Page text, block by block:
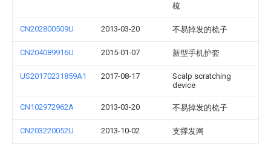
梳
CN202800509U 2013-03-20 不易掉发的梳子
CN204089916U 2015-01-07 新型手机护套
US20170231859A1 2017-08-17
Scalp scratching
device
CN102972962A 2013-03-20 不易掉发的梳子
CN203220052U 2013-10-02 支撑发网